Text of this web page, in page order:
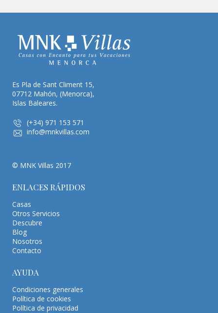
Es Pla de Sant Climent 15,
07712 Mahón, (Menorca),
Islas Baleares.
(+34) 971 153 571
info@mnkvillas.com
© MNK Villas 2017
ENLACES RÁPIDOS
Casas
Otros Servicios
Descubre
Blog
Nosotros
Contacto
AYUDA
Condiciones generales
Política de cookies
Política de privacidad